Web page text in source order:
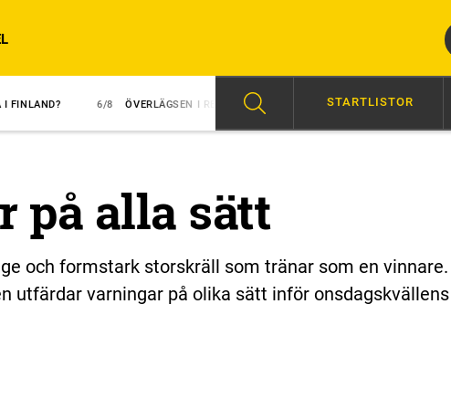
6/8 ÖVERLÄGSEN I REDÉN-DEBUT MAJBLOMSTER KOM LÖS EFTER SEGERN
STARTLISTOR
på alla sätt
och formstark storskräll som tränar som en vinnare.
utfärdar varningar på olika sätt inför onsdagskvällens